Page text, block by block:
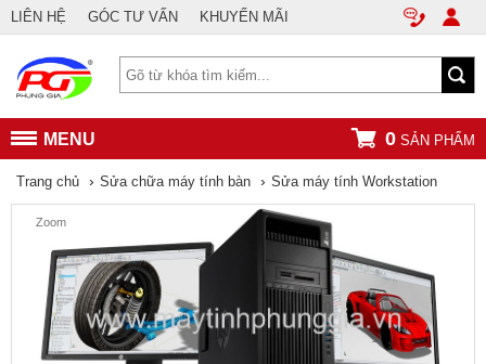
LIÊN HỆ GÓC TƯ VẤN KHUYẾN MÃI
MENU 0 SẢN PHẨM
Trang chủ › Sửa chữa máy tính bàn › Sửa máy tính Workstation
Zoom